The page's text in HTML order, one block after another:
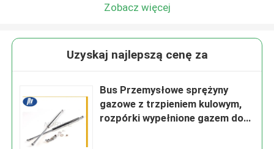
Zobacz więcej
Uzyskaj najlepszą cenę za
Bus Przemysłowe sprężyny
gazowe z trzpieniem kulowym,
rozpórki wypełnione gazem do